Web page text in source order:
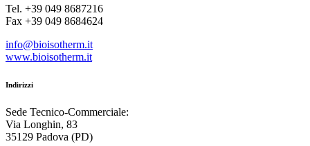
Tel. +39 049 8687216
Fax +39 049 8684624
info@bioisotherm.it
www.bioisotherm.it
Indirizzi
Sede Tecnico-Commerciale:
Via Longhin, 83
35129 Padova (PD)